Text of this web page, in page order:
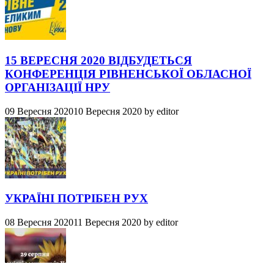
15 ВЕРЕСНЯ 2020 ВІДБУДЕТЬСЯ
КОНФЕРЕНЦІЯ РІВНЕНСЬКОЇ ОБЛАСНОЇ
ОРГАНІЗАЦІЇ НРУ
09 Вересня 202010 Вересня 2020 by editor
УКРАЇНІ ПОТРІБЕН РУХ
08 Вересня 202011 Вересня 2020 by editor